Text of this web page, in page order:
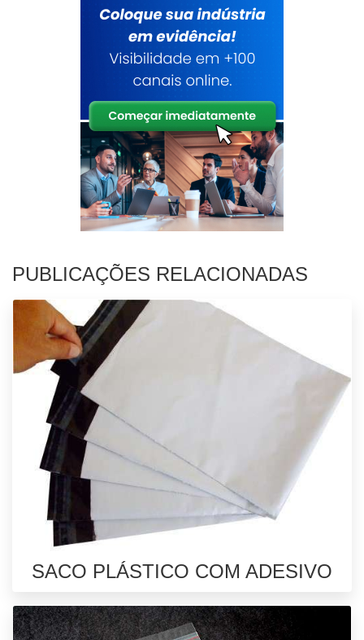
PUBLICAÇÕES RELACIONADAS
SACO PLÁSTICO COM ADESIVO